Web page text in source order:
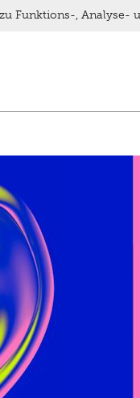
Funktions-, Analyse-